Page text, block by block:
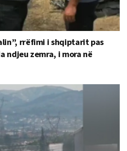
rrëfimi i shqiptarit pas
ndjeu zemra, i mora në